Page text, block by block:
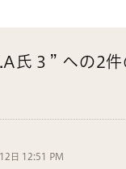
氏３” への2件
日 12:51 PM